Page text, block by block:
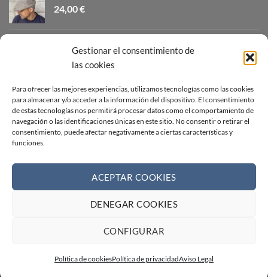
Gestionar el consentimiento de
las cookies
Para ofrecer las mejores experiencias, utilizamos tecnologías como las cookies
para almacenar y/o acceder a la información del dispositivo. El consentimiento
de estas tecnologías nos permitirá procesar datos como el comportamiento de
navegación o las identificaciones únicas en este sitio. No consentir o retirar el
consentimiento, puede afectar negativamente a ciertas características y
funciones.
ACEPTAR COOKIES
DENEGAR COOKIES
CONFIGURAR
Política de cookiesPolítica de privacidadAviso Legal
24,00€
34,00€
GORRA CAMPERA LINO AZUL Y BEIGE
38,00€
VISERÓN NATURAL CALADO
Visa PayPal Stripe
CONDICIONES DE VENTA
Copyright 2026 ©Web creada por BIT INFORMÁTICA LODOSA